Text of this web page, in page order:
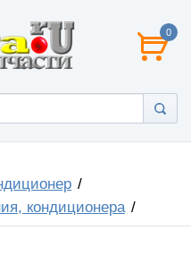
0
кондиционера